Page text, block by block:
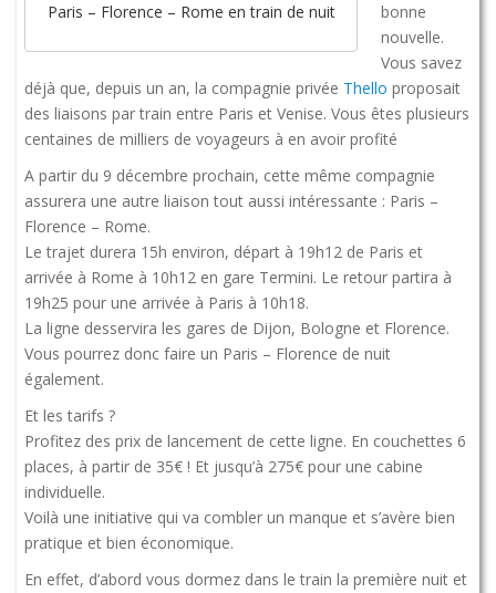
Paris – Florence – Rome en train de nuit
bonne
nouvelle.
Vous savez
déjà que, depuis un an, la compagnie privée Thello proposait
des liaisons par train entre Paris et Venise. Vous êtes plusieurs
centaines de milliers de voyageurs à en avoir profité
A partir du 9 décembre prochain, cette même compagnie
assurera une autre liaison tout aussi intéressante : Paris –
Florence – Rome.
Le trajet durera 15h environ, départ à 19h12 de Paris et
arrivée à Rome à 10h12 en gare Termini. Le retour partira à
19h25 pour une arrivée à Paris à 10h18.
La ligne desservira les gares de Dijon, Bologne et Florence.
Vous pourrez donc faire un Paris – Florence de nuit
également.
Et les tarifs ?
Profitez des prix de lancement de cette ligne. En couchettes 6
places, à partir de 35€ ! Et jusqu’à 275€ pour une cabine
individuelle.
Voilà une initiative qui va combler un manque et s’avère bien
pratique et bien économique.
En effet, d’abord vous dormez dans le train la première nuit et